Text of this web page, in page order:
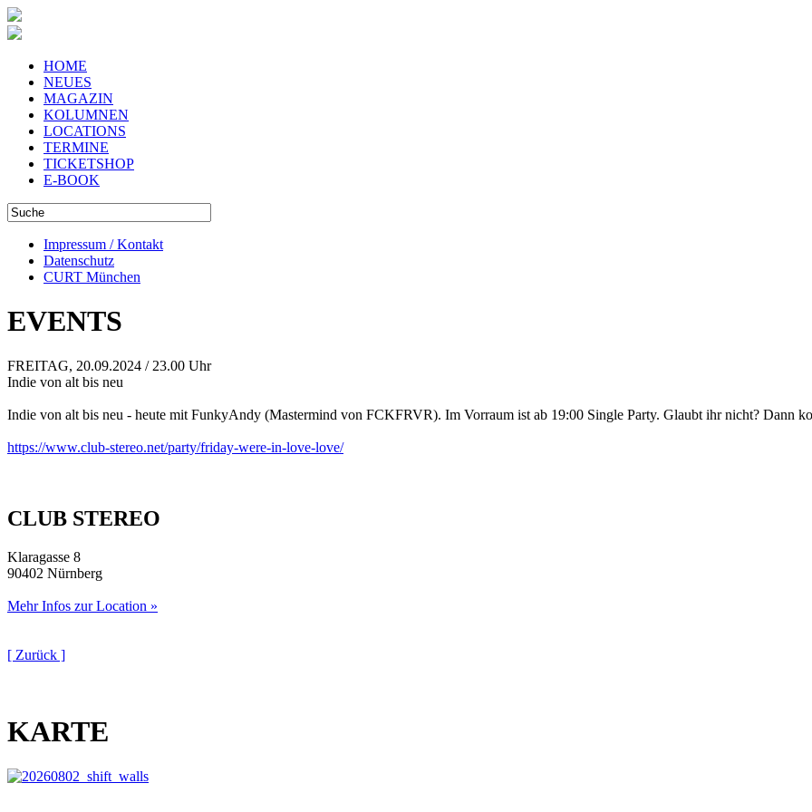
HOME
NEUES
MAGAZIN
KOLUMNEN
LOCATIONS
TERMINE
TICKETSHOP
E-BOOK
Impressum / Kontakt
Datenschutz
CURT München
EVENTS
FREITAG, 20.09.2024 / 23.00 Uhr
Indie von alt bis neu
Indie von alt bis neu - heute mit FunkyAndy (Mastermind von FCKFRVR). Im Vorraum ist ab 19:00 Single Party. Glaubt ihr nicht? Dann
https://www.club-stereo.net/party/friday-were-in-love-love/
CLUB STEREO
Klaragasse 8
90402 Nürnberg
Mehr Infos zur Location »
[ Zurück ]
KARTE